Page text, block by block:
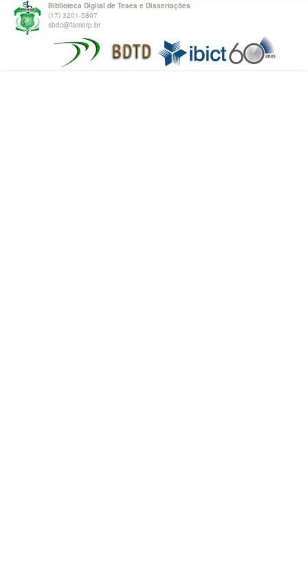
Biblioteca Digital de Teses e Dissertações
(17) 3201-5807
sbdc@famerp.br